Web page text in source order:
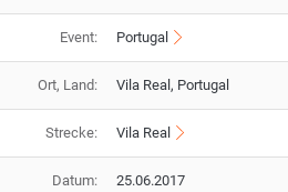
Event: Portugal
Ort, Land: Vila Real, Portugal
Strecke: Vila Real
Datum: 25.06.2017